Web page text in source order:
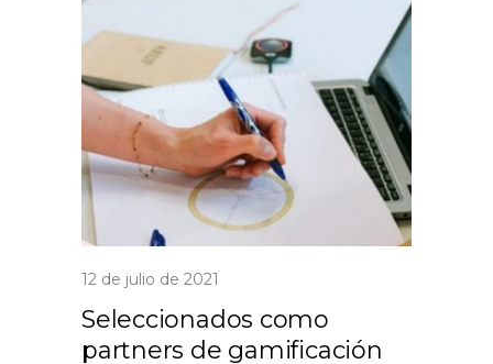
12 de julio de 2021
Seleccionados como
partners de gamificación